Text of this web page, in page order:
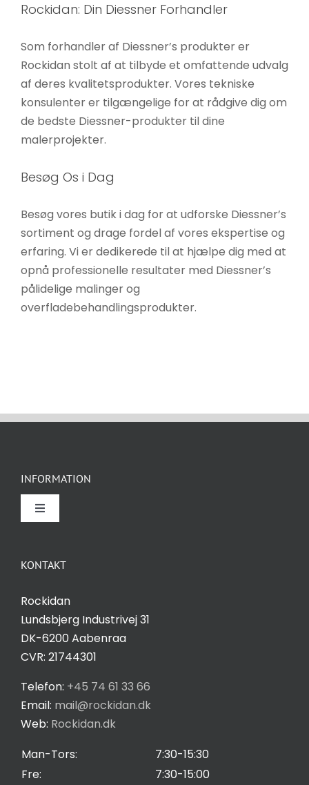
Rockidan: Din Diessner Forhandler
Som forhandler af Diessner’s produkter er
Rockidan stolt af at tilbyde et omfattende udvalg
af deres kvalitetsprodukter. Vores tekniske
konsulenter er tilgængelige for at rådgive dig om
de bedste Diessner-produkter til dine
malerprojekter.
Besøg Os i Dag
Besøg vores butik i dag for at udforske Diessner’s
sortiment og drage fordel af vores ekspertise og
erfaring. Vi er dedikerede til at hjælpe dig med at
opnå professionelle resultater med Diessner’s
pålidelige malinger og
overfladebehandlingsprodukter.
KONTAKT
Rockidan
Lundsbjerg Industrivej 31
DK-6200 Aabenraa
CVR: 21744301
Telefon: +45 74 61 33 66
Email: mail@rockidan.dk
Web: Rockidan.dk
Man-Tors:
7:30-15:30
Fre:
7:30-15:00
INFORMATION
Toggle
Salgs- og leveringsbetingelser
Privatlivspolitik
Cookie Indstilling